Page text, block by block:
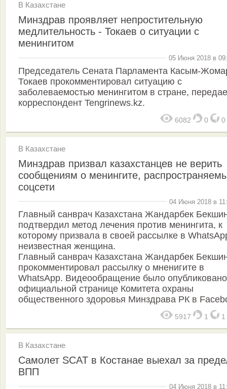
В Казахстане
Минздрав проявляет непростительную
медлительность - Токаев о ситуации с
менингитом
05 Июня 2018 в
Председатель Сената Парламента Касым-
Токаев прокомментировал ситуацию с
заболеваемостью менингитом в стране,
корреспондент Tengrinews.kz.
6082 0 0
В Казахстане
Минздрав призвал казахстанцев не верить
сообщениям о менингите,
соцсети
04 Июня 2018 в
Главный санврач Казахстана Жандарбек
подтвердил метод лечения против менингита, к
которому призвала в своей рассылке в
неизвестная женщина.
Главный санврач Казахстана Жандарбек
прокомментировал рассылку о мненигите в
WhatsApp. Видеообращение было
официальной странице Комитета охраны
общественного здоровья Минздрава РК в
5917 1 1
В Казахстане
Самолет SCAT в Костанае выехал за
ВПП
04 Июня 2018 в